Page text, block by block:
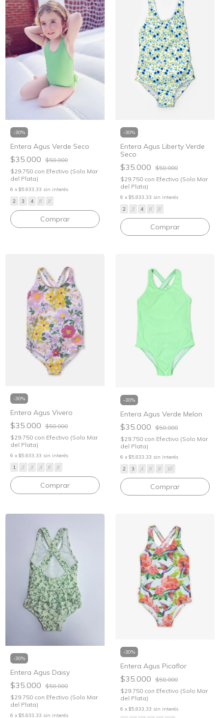
-30%
Entera Agus Verde Seco
$35.000 $50.000
$29.750 con Efectivo (Solo Mar
del Plata)
6 x $5.833,33 sin interés
2
3 4 6 8
Comprar
-30%
Entera Agus Liberty Verde
Seco
$35.000 $50.000
$29.750 con Efectivo (Solo Mar
del Plata)
6 x $5.833,33 sin interés
2
3 4 6 8
Comprar
-30%
Entera Agus Vivero
$35.000 $50.000
$29.750 con Efectivo (Solo Mar
del Plata)
6 x $5.833,33 sin interés
1
2 3 4 6 8
Comprar
-30%
Entera Agus Verde Melon
$35.000 $50.000
$29.750 con Efectivo (Solo Mar
del Plata)
6 x $5.833,33 sin interés
2
3 4 6 8 10
Comprar
-30%
Entera Agus Daisy
$35.000 $50.000
$29.750 con Efectivo (Solo Mar
del Plata)
6 x $5.833,33 sin interés
-30%
Entera Agus Picaflor
$35.000 $50.000
$29.750 con Efectivo (Solo Mar
del Plata)
6 x $5.833,33 sin interés